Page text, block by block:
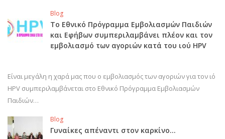
Blog
Το Εθνικό Πρόγραμμα Εμβολιασμών Παιδιών
και Εφήβων συμπεριλαμβάνει πλέον και τον
εμβολιασμό των αγοριών κατά του ιού HPV
Είναι μεγάλη η χαρά μας που ο εμβολιασμός των αγοριών για τον ιό
HPV συμπεριλαμβάνεται στο Εθνικό Πρόγραμμα Εμβολιασμών
Παιδιών…
Blog
Γυναίκες απέναντι στον καρκίνο…